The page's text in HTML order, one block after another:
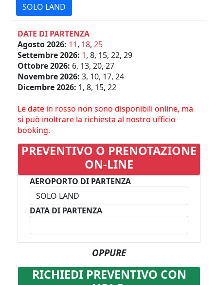
SOLO LAND
DATE DI PARTENZA
Agosto 2026: 11, 18, 25
Settembre 2026: 1, 8, 15, 22, 29
Ottobre 2026: 6, 13, 20, 27
Novembre 2026: 3, 10, 17, 24
Dicembre 2026: 1, 8, 15, 22
Le date in rosso non sono disponibili online, ma
si può inoltrare la richiesta al nostro ufficio
booking.
PREVENTIVO O PRENOTAZIONE
ON-LINE
AEROPORTO DI PARTENZA
DATA DI PARTENZA
OPPURE
RICHIEDI PREVENTIVO CON